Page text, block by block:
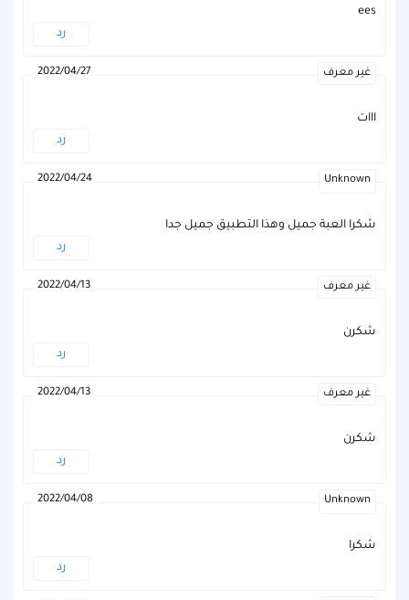
ees
رد
غير معرف 2022/04/27
ااات
رد
Unknown
2022/04/24
شكرا العبة جميل وهذا التطبيق جميل جدا
رد
غير معرف 2022/04/13
شكرن
رد
غير معرف 2022/04/13
شكرن
رد
Unknown
2022/04/08
شكرا
رد